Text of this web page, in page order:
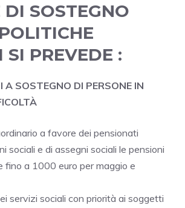
DI SOSTEGNO
SI PREVEDE :
A SOSTEGNO DI PERSONE IN
a favore dei pensionati
sociali e di assegni sociali le pensioni
fino a 1000 euro per maggio e
servizi sociali con priorità ai soggetti